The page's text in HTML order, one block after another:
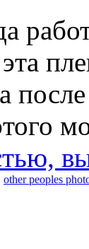
other peoples